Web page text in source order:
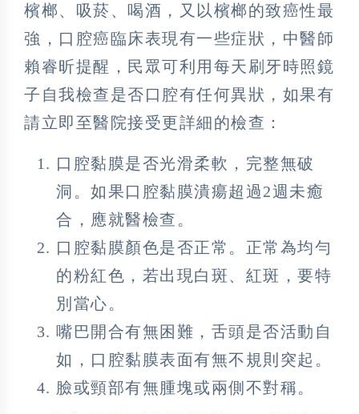
檳榔、吸菸、喝酒，又以檳榔的致癌性最
強，口腔癌臨床表現有一些症狀，中醫師
賴睿昕提醒，民眾可利用每天刷牙時照鏡
子自我檢查是否口腔有任何異狀，如果有
請立即至醫院接受更詳細的檢查：
口腔黏膜是否光滑柔軟，完整無破
洞。如果口腔黏膜潰瘍超過2週未癒
合，應就醫檢查。
口腔黏膜顏色是否正常。正常為均勻
的粉紅色，若出現白斑、紅斑，要特
別當心。
嘴巴開合有無困難，舌頭是否活動自
如，口腔黏膜表面有無不規則突起。
臉或頸部有無腫塊或兩側不對稱。